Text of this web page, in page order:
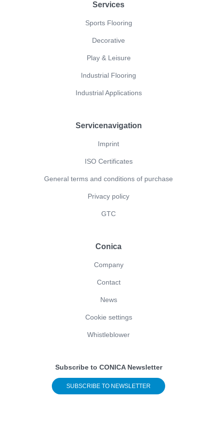
Services
Sports Flooring
Decorative
Play & Leisure
Industrial Flooring
Industrial Applications
Servicenavigation
Imprint
ISO Certificates
General terms and conditions of purchase
Privacy policy
GTC
Conica
Company
Contact
News
Cookie settings
Whistleblower
Subscribe to CONICA Newsletter
SUBSCRIBE TO NEWSLETTER